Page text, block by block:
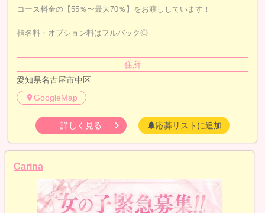
コース料金の【55％〜最大70％】をお渡ししています！
指名料・オプション料はフルバック◎
住所
愛知県名古屋市中区
GoogleMap
詳しく見る 応募リストに追加
Carina